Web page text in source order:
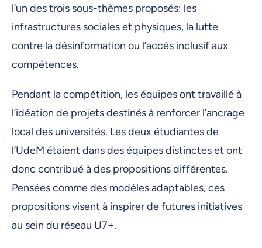
l’un des trois sous-thèmes proposés: les
infrastructures sociales et physiques, la lutte
contre la désinformation ou l’accès inclusif aux
compétences.
Pendant la compétition, les équipes ont travaillé à
l’idéation de projets destinés à renforcer l’ancrage
local des universités. Les deux étudiantes de
l’UdeM étaient dans des équipes distinctes et ont
donc contribué à des propositions différentes.
Pensées comme des modèles adaptables, ces
propositions visent à inspirer de futures initiatives
au sein du réseau U7+.